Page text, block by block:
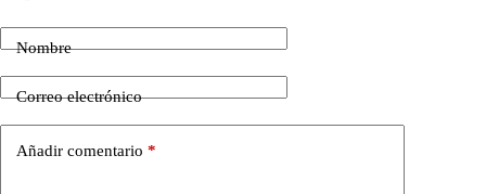
Nombre
Correo electrónico
Añadir comentario *